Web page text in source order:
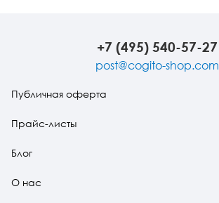
+7 (495) 540-57-27
post@cogito-shop.com
Публичная оферта
Прайс-листы
Блог
О нас